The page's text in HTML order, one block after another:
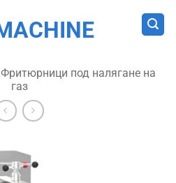
Фритюрници под налягане на
газ